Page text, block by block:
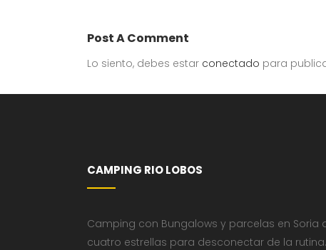
Post A Comment
Lo siento, debes estar conectado para
CAMPING RIO LOBOS
Camping con Bungalows y parcelas en Soria
cuatro estrellas para desconectar de la rutina.